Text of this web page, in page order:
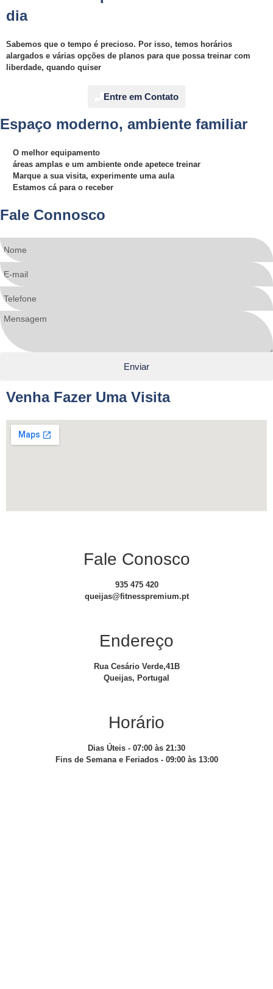
dia
Sabemos que o tempo é precioso. Por isso, temos horários
alargados e várias opções de planos para que possa treinar com
liberdade, quando quiser
Entre em Contato
Espaço moderno, ambiente familiar
O melhor equipamento
áreas amplas e um ambiente onde apetece treinar
Marque a sua visita, experimente uma aula
Estamos cá para o receber
Fale Connosco
Enviar
Venha Fazer Uma Visita
Fale Conosco
935 475 420
queijas@fitnesspremium.pt
Endereço
Rua Cesário Verde,41B
Queijas, Portugal
Horário
Dias Úteis - 07:00 às 21:30
Fins de Semana e Feriados - 09:00 às 13:00